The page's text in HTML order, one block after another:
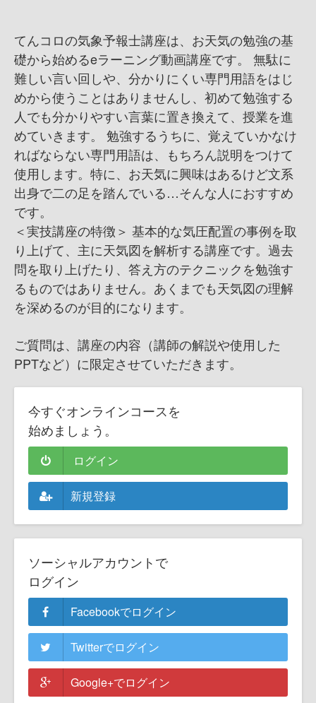
てんコロの気象予報士講座は、お天気の勉強の基
礎から始めるeラーニング動画講座です。 無駄に
難しい言い回しや、分かりにくい専門用語をはじ
めから使うことはありませんし、初めて勉強する
人でも分かりやすい言葉に置き換えて、授業を進
めていきます。 勉強するうちに、覚えていかなけ
ればならない専門用語は、もちろん説明をつけて
使用します。特に、お天気に興味はあるけど文系
出身で二の足を踏んでいる…そんな人におすすめ
です。
＜実技講座の特徴＞ 基本的な気圧配置の事例を取
り上げて、主に天気図を解析する講座です。過去
問を取り上げたり、答え方のテクニックを勉強す
るものではありません。あくまでも天気図の理解
を深めるのが目的になります。
ご質問は、講座の内容（講師の解説や使用した
PPTなど）に限定させていただきます。
今すぐオンラインコースを
始めましょう。
ログイン
新規登録
ソーシャルアカウントで
ログイン
Facebookでログイン
Twitterでログイン
Google+でログイン